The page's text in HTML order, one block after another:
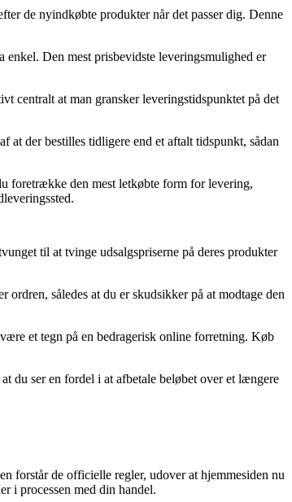
de nyindkøbte produkter når det passer dig. Denne
Den mest prisbevidste leveringsmulighed er
centralt at man gransker leveringstidspunktet på det
at der bestilles tidligere end et aftalt tidspunkt, sådan
foretrække den mest letkøbte form for levering,
til at tvinge udsalgspriserne på deres produkter
således at du er skudsikker på at modtage den
et tegn på en bedragerisk online forretning. Køb
du ser en fordel i at afbetale beløbet over et længere
forstår de officielle regler, udover at hjemmesiden nu
i processen med din handel.